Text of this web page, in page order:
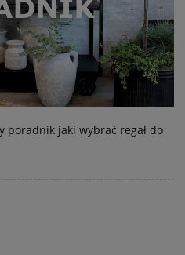
poradnik jaki wybrać regał do